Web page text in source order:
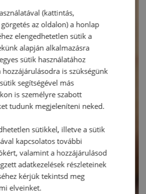
(kattintás,
az oldalon) a honlap
elengedhetetlen sütik a
alapján alkalmazásra
sütik használatához
hozzájárulásodra is szükségünk
segítségével más
is személyre szabott
tudunk megjeleníteni neked.
sütikkel, illetve a sütik
kapcsolatos további
valamint a hozzájárulásod
adatkezelések részleteinek
kérjük tekintsd meg
elveinket.